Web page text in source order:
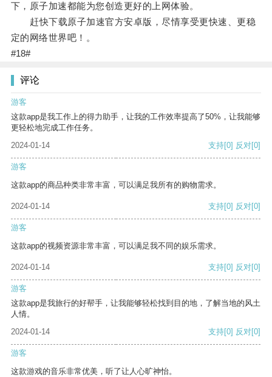
下，原子加速都能为您创造更好的上网体验。
赶快下载原子加速官方安卓版，尽情享受更快速、更稳
定的网络世界吧！。
#18#
评论
游客
这款app是我工作上的得力助手，让我的工作效率提高了50%，让我能够
更轻松地完成工作任务。
2024-01-14
支持[0] 反对[0]
游客
这款app的商品种类非常丰富，可以满足我所有的购物需求。
2024-01-14 支持[0] 反对[0]
游客
这款app的视频资源非常丰富，可以满足我不同的娱乐需求。
2024-01-14 支持[0] 反对[0]
游客
这款app是我旅行的好帮手，让我能够轻松找到目的地，了解当地的风土
人情。
2024-01-14
支持[0] 反对[0]
游客
这款游戏的音乐非常优美，听了让人心旷神怡。